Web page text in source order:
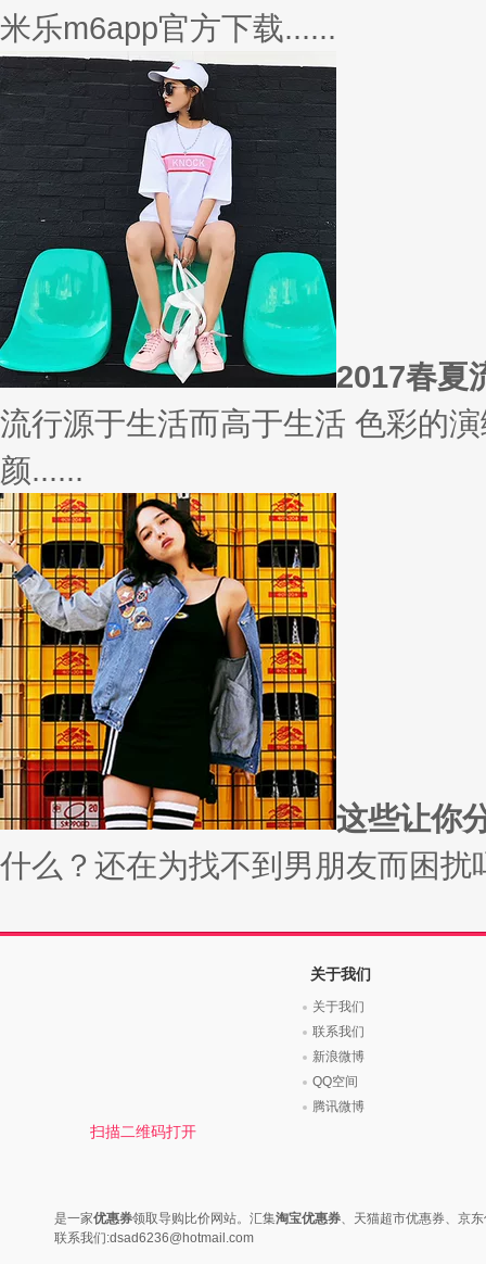
米乐m6app官方下载......
2017春夏
流行源于生活而高于生活 色彩的
颜......
这些让你
什么？还在为找不到男朋友而困
扫描二维码打开
关于我们
关于我们
联系我们
新浪微博
QQ空间
腾讯微博
是一家优惠券领取导购比价网站。汇集淘宝优惠券、天猫超市优惠券、京
联系我们:dsad6236@hotmail.com